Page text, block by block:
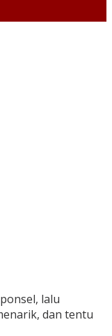
lalu
dan tentu